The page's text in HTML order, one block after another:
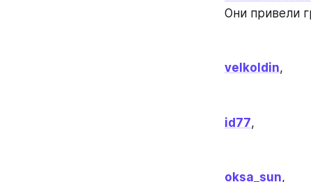
Они привели
velkoldin,
id77,
oksa_sun,